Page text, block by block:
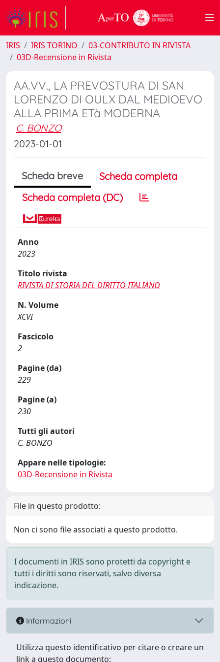
IRIS IRIS TORINO
03-CONTRIBUTO IN RIVISTA
03D-Recensione in Rivista
AA.VV., LA PREVOSTURA DI SAN
LORENZO DI OULX DAL MEDIOEVO
ALLA PRIMA ETà MODERNA
C. BONZO
2023-01-01
Scheda breve
Scheda completa
Scheda completa (DC)
Anno
2023
Titolo rivista
RIVISTA DI STORIA DEL DIRITTO ITALIANO
N. Volume
XCVI
Fascicolo
2
Pagine (da)
229
Pagine (a)
230
Tutti gli autori
C. BONZO
Appare nelle tipologie:
03D-Recensione in Rivista
File in questo prodotto:
Non ci sono file associati a questo prodotto.
I documenti in IRIS sono protetti da copyright e
tutti i diritti sono riservati, salvo diversa
indicazione.
Informazioni
Utilizza questo identificativo per citare o creare un
link a questo documento: